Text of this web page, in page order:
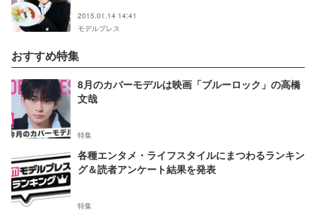
2015.01.14 14:41
モデルプレス
おすすめ特集
8月のカバーモデルは映画「ブルーロック」の高橋
文哉
特集
各種エンタメ・ライフスタイルにまつわるランキン
グ＆読者アンケート結果を発表
特集